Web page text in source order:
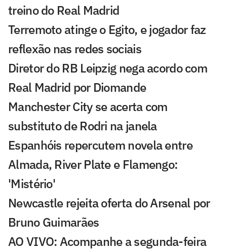
treino do Real Madrid
Terremoto atinge o Egito, e jogador faz
reflexão nas redes sociais
Diretor do RB Leipzig nega acordo com
Real Madrid por Diomande
Manchester City se acerta com
substituto de Rodri na janela
Espanhóis repercutem novela entre
Almada, River Plate e Flamengo:
'Mistério'
Newcastle rejeita oferta do Arsenal por
Bruno Guimarães
AO VIVO: Acompanhe a segunda-feira